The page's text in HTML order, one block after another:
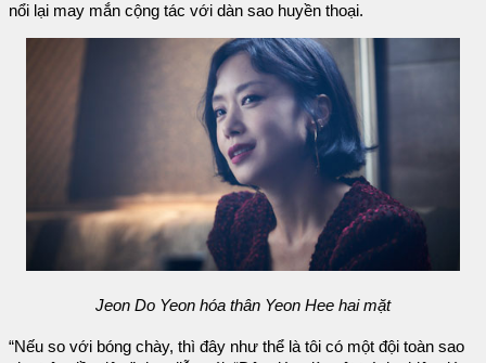
nổi lại may mắn cộng tác với dàn sao huyền thoại.
Jeon Do Yeon hóa thân Yeon Hee hai mặt
“Nếu so với bóng chày, thì đây như thể là tôi có một đội toàn sao